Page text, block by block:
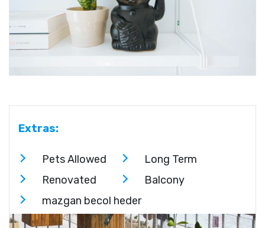
Extras:
Pets Allowed
Long Term
Renovated
Balcony
mazgan becol heder